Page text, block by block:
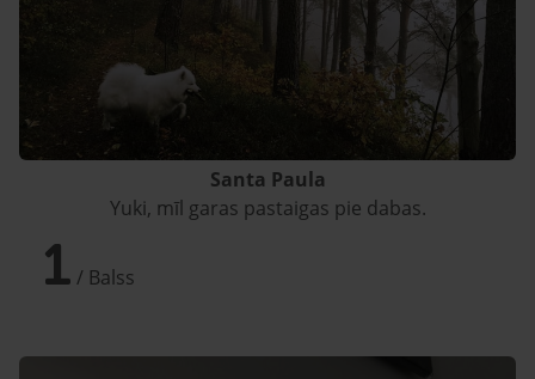
Santa Paula
Yuki, mīl garas pastaigas pie dabas.
1 / Balss